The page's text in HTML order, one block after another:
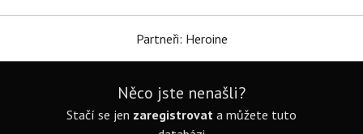
Partneři: Heroine
Něco jste nenašli?
Stačí se jen zaregistrovat a můžete tuto